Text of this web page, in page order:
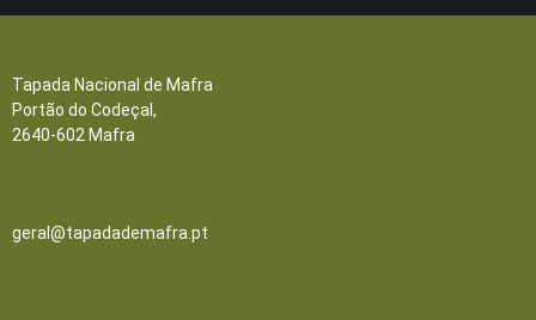
Tapada Nacional de Mafra
Portão do Codeçal,
2640-602 Mafra
geral@tapadademafra.pt